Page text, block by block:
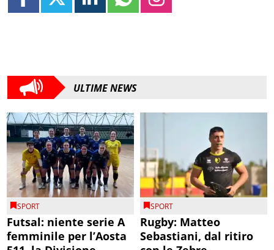
ULTIME NEWS
SPORT
Futsal: niente serie A
femminile per l’Aosta
SPORT
Rugby: Matteo
Sebastiani, dal ritiro